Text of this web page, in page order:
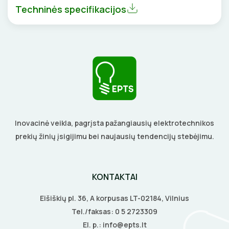
TERMO VAMZDELIAI, PIRŠTINĖS
GRINDINĖS DĖŽUTĖS
VENTILIATORIAI
EL. SKAMBUČIAI
SROVĖS TRANSFORMATORIAI
DAIKTADĖŽĖS
PRATRAUKIKLIAI
BŪGNAI KABELIŲ VYNIOJIMUI
GULSČIUKAI
PJOVIMO ĮRANKIAI
KALIMO ĮRANKIAI
Techninės specifikacijos
Inovacinė veikla, pagrįsta pažangiausių elektrotechnikos
prekių žinių įsigijimu bei naujausių tendencijų stebėjimu.
KONTAKTAI
Eišiškių pl. 36, A korpusas LT-02184, Vilnius
Tel./faksas: 0 5 2723309
El. p.: info@epts.lt